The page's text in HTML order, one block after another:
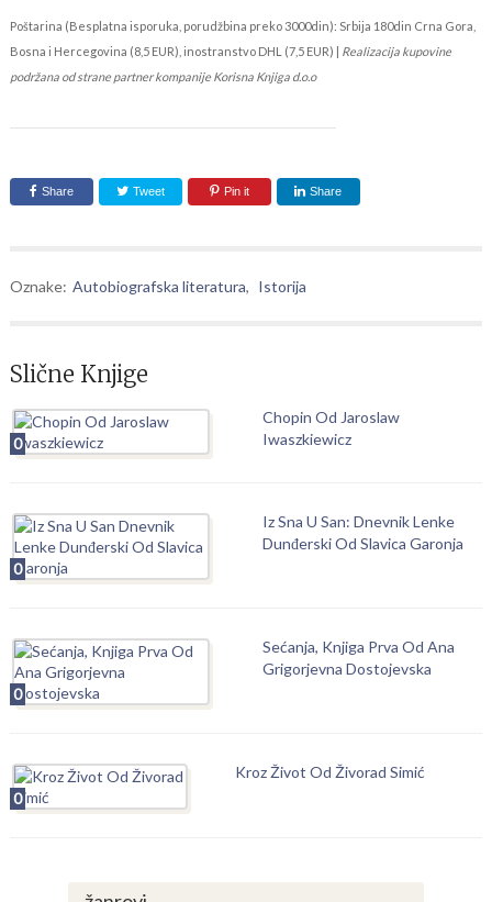
Poštarina (Besplatna isporuka, porudžbina preko 3000din): Srbija 180din Crna Gora,
Bosna i Hercegovina (8,5 EUR), inostranstvo DHL (7,5 EUR) | Realizacija kupovine
podržana od strane partner kompanije Korisna Knjiga d.o.o
Share Tweet Pin it Share
Oznake: Autobiografska literatura, Istorija
Slične Knjige
0
Chopin Od Jaroslaw
Iwaszkiewicz
0
Iz Sna U San: Dnevnik Lenke
Dunđerski Od Slavica Garonja
0
Sećanja, Knjiga Prva Od Ana
Grigorjevna Dostojevska
0
Kroz Život Od Živorad Simić